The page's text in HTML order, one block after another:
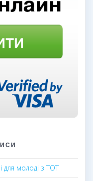
для молоді з ТОТ